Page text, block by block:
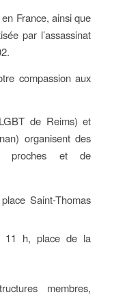
France, ainsi que
par l’assassinat
compassion aux
de Reims) et
organisent des
proches et de
Saint-Thomas
11 h, place de la
membres,